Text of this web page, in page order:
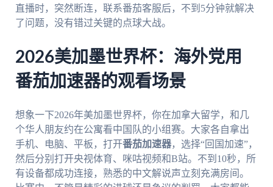
直播时，突然断连，联系番茄客服后，不到5分钟就解决
了问题，没有错过关键的点球大战。
2026美加墨世界杯：海外党用
番茄加速器的观看场景
想象一下2026年美加墨世界杯，你在加拿大留学，和几
个华人朋友约在公寓看中国队的小组赛。大家各自拿出
手机、电脑、平板，打开番茄加速器，选择“回国加速”，
然后分别打开央视体育、咪咕视频和B站。不到10秒，所
有设备都成功连接，熟悉的中文解说声立刻充满房间。